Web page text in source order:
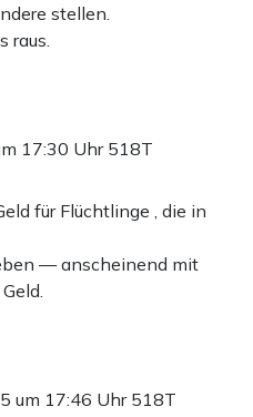
stellen.
raus.
17:30 Uhr 518T
für Flüchtlinge , die in
— anscheinend mit
um 17:46 Uhr 518T